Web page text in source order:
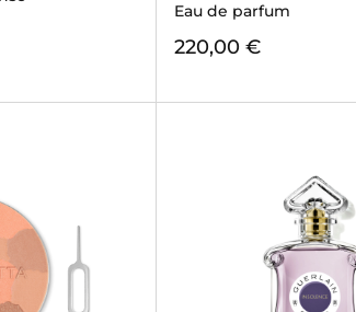
Eau de parfum
220,00 €